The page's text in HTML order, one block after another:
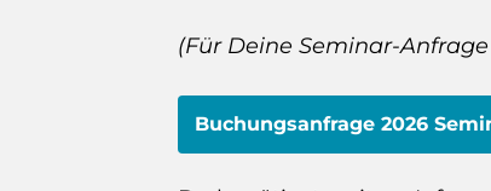
(Für Deine Seminar-
Buchungsanfrage 2026